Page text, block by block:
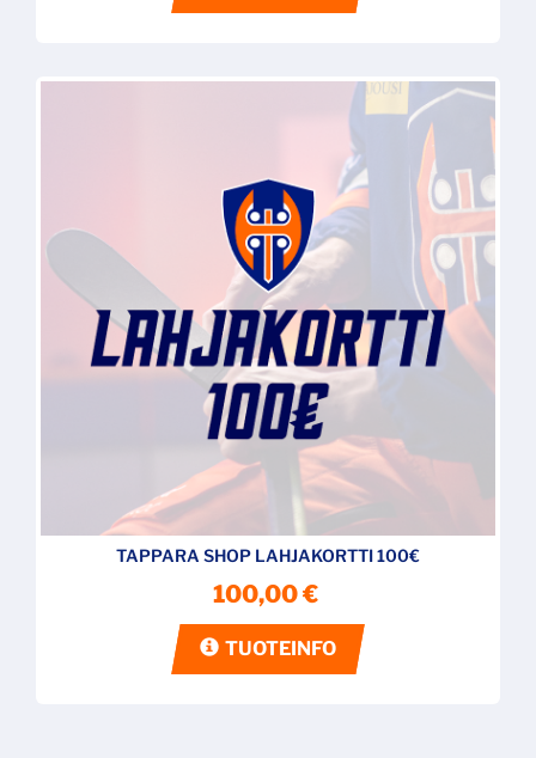
TAPPARA SHOP LAHJAKORTTI 100€
100,00 €
TUOTEINFO